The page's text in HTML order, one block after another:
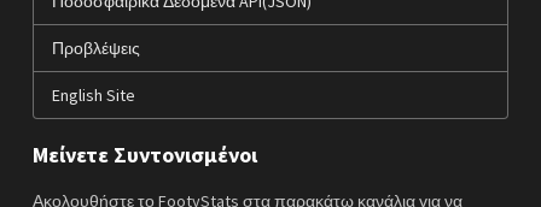
Προβλέψεις
English Site
Μείνετε Συντονισμένοι
Ακολουθήστε το FootyStats στα παρακάτω κανάλια για να